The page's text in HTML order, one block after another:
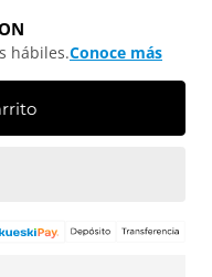
hábiles.Conoce más